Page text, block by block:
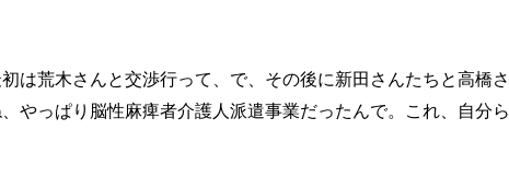
は荒木さんと交渉行って、で、その後に新田さんたちと高橋
やっぱり脳性麻痺者介護人派遣事業だったんで。これ、自分